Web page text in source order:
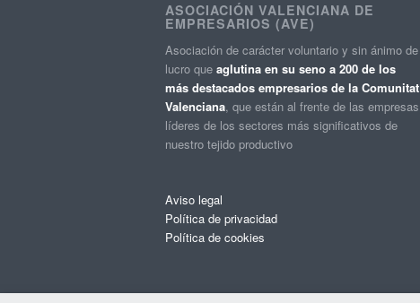
ASOCIACIÓN VALENCIANA DE
EMPRESARIOS (AVE)
Asociación de carácter voluntario y sin ánimo de
lucro que aglutina en su seno a 200 de los
más destacados empresarios de la Comunitat
Valenciana, que están al frente de las empresas
líderes de los sectores más significativos de
nuestro tejido productivo
Aviso legal
Política de privacidad
Política de cookies